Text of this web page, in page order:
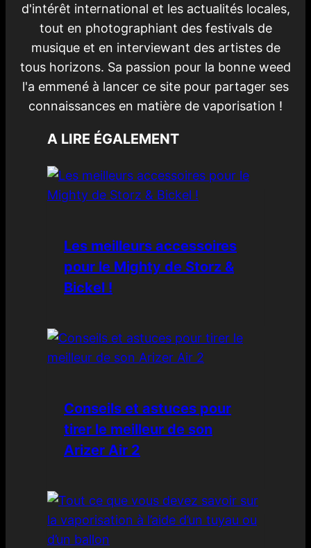
d'intérêt international et les actualités locales,
tout en photographiant des festivals de
musique et en interviewant des artistes de
tous horizons. Sa passion pour la bonne weed
l'a emmené à lancer ce site pour partager ses
connaissances en matière de vaporisation !
A LIRE ÉGALEMENT
Les meilleurs accessoires
pour le Mighty de Storz &
Bickel !
Conseils et astuces pour
tirer le meilleur de son
Arizer Air 2